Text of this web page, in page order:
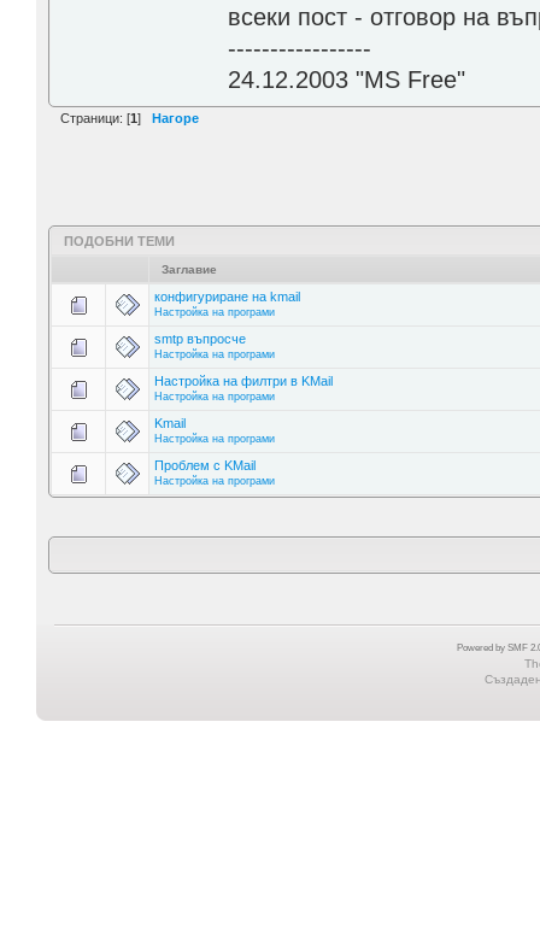
всеки пост - отговор на
-----------------
24.12.2003 "MS Free"
Страници: [1 ] Нагоре
ПОДОБНИ ТЕМИ
Заглавие
конфигуриране на kmail
Настройка на програми
smtp въпросче
Настройка на програми
Настройка на филтри в KMail
Настройка на програми
Kmail
Настройка на програми
Проблем с KMail
Настройка на програми
Powered by SMF